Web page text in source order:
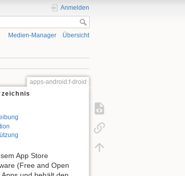
Anmelden
Medien-Manager Übersicht
apps-android:f-droid
App Store
(Free and Open